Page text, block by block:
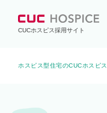
CUCホスピス採用サイト
ホスピス型住宅のCUCホスピ